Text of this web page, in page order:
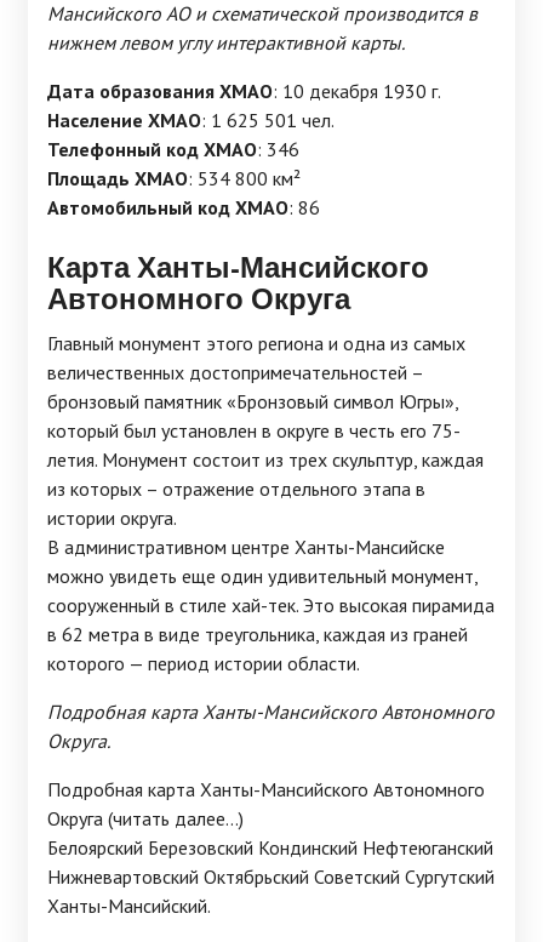
Мансийского АО и схематической производится в
нижнем левом углу интерактивной карты.
Дата образования ХМАО: 10 декабря 1930 г.
Население ХМАО: 1 625 501 чел.
Телефонный код ХМАО: 346
Площадь ХМАО: 534 800 км²
Автомобильный код ХМАО: 86
Карта Ханты-Мансийского
Автономного Округа
Главный монумент этого региона и одна из самых
величественных достопримечательностей –
бронзовый памятник «Бронзовый символ Югры»,
который был установлен в округе в честь его 75-
летия. Монумент состоит из трех скульптур, каждая
из которых – отражение отдельного этапа в
истории округа.
В административном центре Ханты-Мансийске
можно увидеть еще один удивительный монумент,
сооруженный в стиле хай-тек. Это высокая пирамида
в 62 метра в виде треугольника, каждая из граней
которого — период истории области.
Подробная карта Ханты-Мансийского Автономного
Округа.
Подробная карта Ханты-Мансийского Автономного
Округа (читать далее...)
Белоярский Березовский Кондинский Нефтеюганский
Нижневартовский Октябрьский Советский Сургутский
Ханты-Мансийский.